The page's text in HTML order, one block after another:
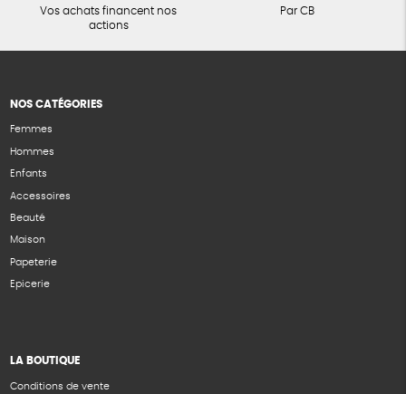
Vos achats financent nos
actions
Par CB
NOS CATÉGORIES
Femmes
Hommes
Enfants
Accessoires
Beauté
Maison
Papeterie
Epicerie
LA BOUTIQUE
Conditions de vente